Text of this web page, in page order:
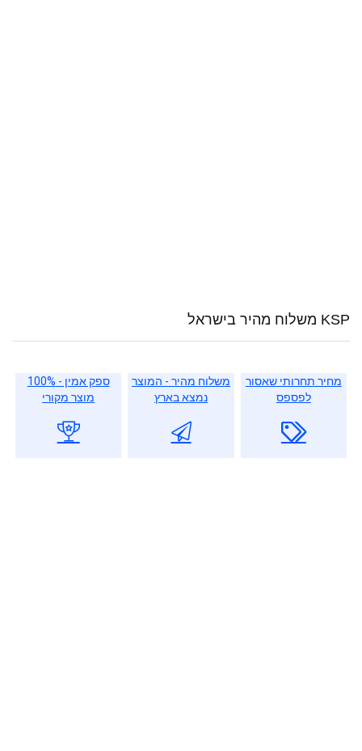
KSP משלוח מהיר בישראל
מחיר תחרותי שאסור
לפספס
משלוח מהיר - המוצר
נמצא בארץ
ספק אמין - 100%
מוצר מקורי